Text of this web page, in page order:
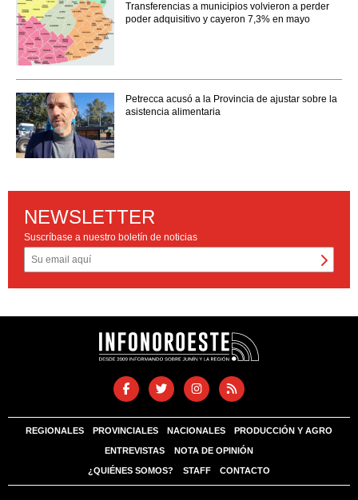
Transferencias a municipios volvieron a perder
poder adquisitivo y cayeron 7,3% en mayo
Petrecca acusó a la Provincia de ajustar sobre la
asistencia alimentaria
NEWSLETTER
Suscríbase a nuestro boletín de noticias
REGIONALES PROVINCIALES NACIONALES PRODUCCIÓN Y AGRO
ENTREVISTAS NOTA DE OPINIÓN
¿QUIÉNES SOMOS? STAFF CONTACTO